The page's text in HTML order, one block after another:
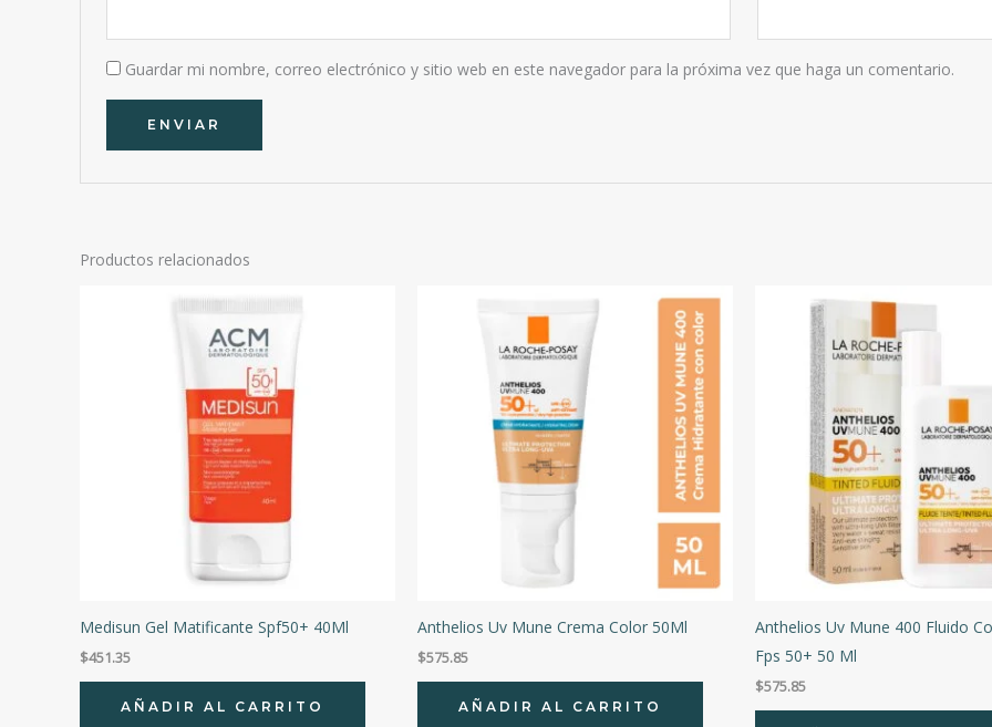
Guardar mi nombre, correo electrónico y sitio web en este navegador para la próxima vez que haga un comentario.
Productos relacionados
Medisun Gel Matificante Spf50+ 40Ml
$451.35
AÑADIR AL CARRITO
Anthelios Uv Mune Crema Color 50Ml
$575.85
AÑADIR AL CARRITO
Anthelios Uv Mune 400 Fluido
Fps 50+ 50 Ml
$575.85